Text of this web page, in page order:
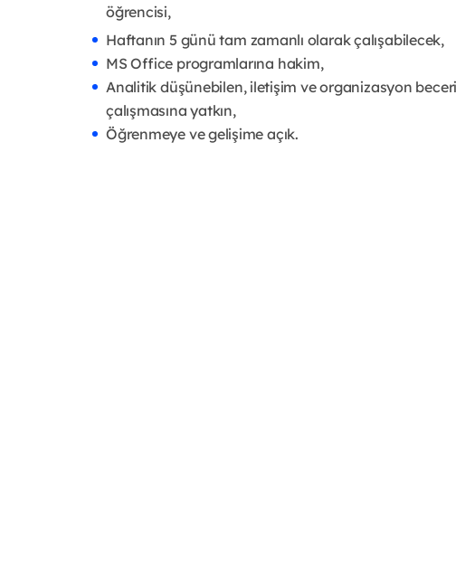
öğrencisi,
Haftanın 5 günü tam zamanlı olarak çalışabilecek,
MS Office programlarına hakim,
Analitik düşünebilen, iletişim ve organizasyon
çalışmasına yatkın,
Öğrenmeye ve gelişime açık.